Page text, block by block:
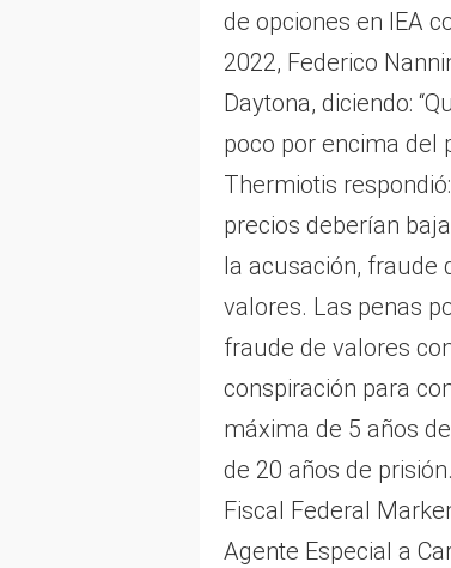
de opciones en IEA
2022, Federico
Daytona, diciendo:
poco por encima del
Thermiotis
precios deberían
la acusación, fraude
valores. Las penas
fraude de valores
conspiración para
máxima de 5 años
de 20 años de
Fiscal Federal
Agente Especial a